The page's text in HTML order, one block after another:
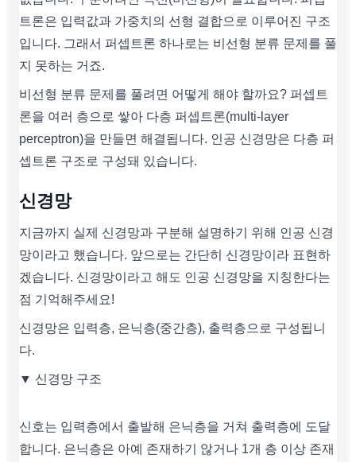
트론은 입력값과 가중치의 선형 결합으로 이루어진 구조
입니다. 그래서 퍼셉트론 하나로는 비선형 분류 문제를 풀
지 못하는 거죠.
비선형 분류 문제를 풀려면 어떻게 해야 할까요? 퍼셉트
론을 여러 층으로 쌓아 다층 퍼셉트론(multi-layer
perceptron)을 만들면 해결됩니다. 인공 신경망은 다층 퍼
셉트론 구조로 구성돼 있습니다.
신경망
지금까지 실제 신경망과 구분해 설명하기 위해 인공 신경
망이라고 했습니다. 앞으로는 간단히 신경망이라 표현하
겠습니다. 신경망이라고 해도 인공 신경망을 지칭한다는
점 기억해주세요!
신경망은 입력층, 은닉층(중간층), 출력층으로 구성됩니
다.
▼ 신경망 구조
신호는 입력층에서 출발해 은닉층을 거쳐 출력층에 도달
합니다. 은닉층은 아예 존재하기 않거나 1개 층 이상 존재